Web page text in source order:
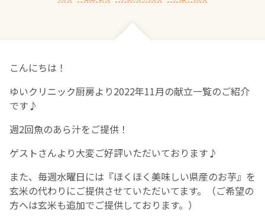
こんにちは！
ゆいクリニック厨房より2022年11月の献立一覧のご紹介
です♪
週2回魚のあら汁をご提供！
ゲストさんより大変ご好評いただいております♪
また、毎週水曜日には『ほくほく美味しい県産のお芋』を
玄米の代わりにご提供させていただいてます。（ご希望の
方へは玄米も追加でご提供しております。）
母乳育児
予防接種